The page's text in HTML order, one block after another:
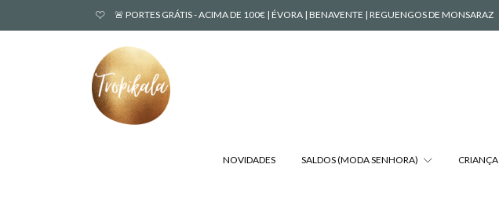
🚨 PORTES GRÁTIS - ACIMA DE 100€ | ÉVORA | BENAVENTE | REGUENGOS DE MONSARAZ
NOVIDADES SALDOS (MODA SENHORA) CRIANÇA